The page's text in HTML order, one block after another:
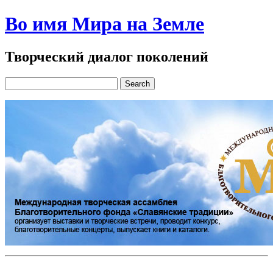
Во имя Мира на Земле
Творческий диалог поколений